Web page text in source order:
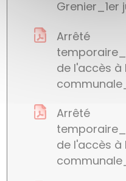
Grenier_1er
Arrêté
de l'accès à
Arrêté
de l'accès à